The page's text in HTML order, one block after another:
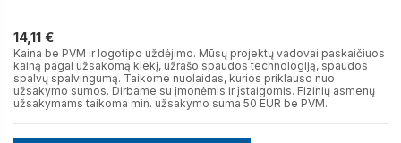
14,11 €
Kaina be PVM ir logotipo uždėjimo. Mūsų projektų vadovai paskaičiuos
kainą pagal užsakomą kiekį, užrašo spaudos technologiją, spaudos
spalvų spalvingumą. Taikome nuolaidas, kurios priklauso nuo
užsakymo sumos. Dirbame su įmonėmis ir įstaigomis. Fizinių asmenų
užsakymams taikoma min. užsakymo suma 50 EUR be PVM.